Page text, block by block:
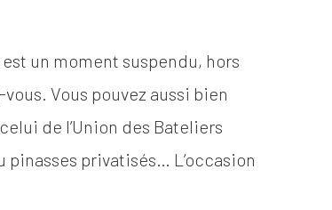
un moment suspendu, hors
Vous pouvez aussi bien
de l’Union des Bateliers
pinasses privatisés… L’occasion